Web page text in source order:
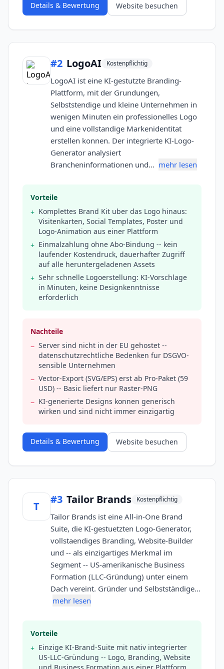
Details & Bewertung Website besuchen
#2 LogoAI Kostenpflichtig
LogoAI ist eine KI-gestutzte Branding-
Plattform, mit der Grundungen,
Selbststendige und kleine Unternehmen in
wenigen Minuten ein professionelles Logo
und eine vollstandige Markenidentitat
erstellen konnen. Der integrierte KI-Logo-
Generator analysiert
Brancheninformationen und… mehr lesen
Vorteile
+ Komplettes Brand Kit uber das Logo hinaus:
Visitenkarten, Social Templates, Poster und
Logo-Animation aus einer Plattform
+ Einmalzahlung ohne Abo-Bindung -- kein
laufender Kostendruck, dauerhafter Zugriff
auf alle heruntergeladenen Assets
+ Sehr schnelle Logoerstellung: KI-Vorschlage
in Minuten, keine Designkenntnisse
erforderlich
Nachteile
− Server sind nicht in der EU gehostet --
datenschutzrechtliche Bedenken fur DSGVO-
sensible Unternehmen
− Vector-Export (SVG/EPS) erst ab Pro-Paket (59
USD) -- Basic liefert nur Raster-PNG
− KI-generierte Designs konnen generisch
wirken und sind nicht immer einzigartig
Details & Bewertung Website besuchen
T
#3 Tailor Brands Kostenpflichtig
Tailor Brands ist eine All-in-One Brand
Suite, die KI-gestuetzten Logo-Generator,
vollstaendiges Branding, Website-Builder
und -- als einzigartiges Merkmal im
Segment -- US-amerikanische Business
Formation (LLC-Gründung) unter einem
Dach vereint. Gründer und Selbstständige…
mehr lesen
Vorteile
+ Einzige KI-Brand-Suite mit nativ integrierter
US-LLC-Gründung -- Logo, Branding, Website